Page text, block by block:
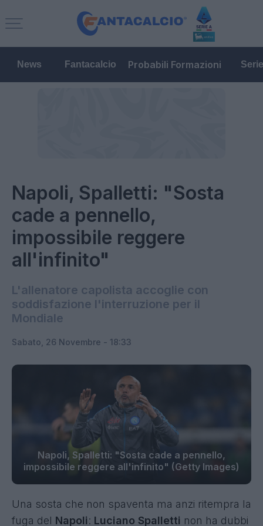
News Fantacalcio Probabili Formazioni
Napoli, Spalletti: "Sosta
cade a pennello,
impossibile reggere
all'infinito"
L'allenatore capolista accoglie con
soddisfazione l'interruzione per il
Mondiale
Sabato, 26 Novembre - 18:33
Napoli, Spalletti: "Sosta cade a pennello,
impossibile reggere all'infinito" (Getty Images)
Una sosta che non spaventa ma anzi ritempra la
fuga del Napoli: Luciano Spalletti non ha dubbi